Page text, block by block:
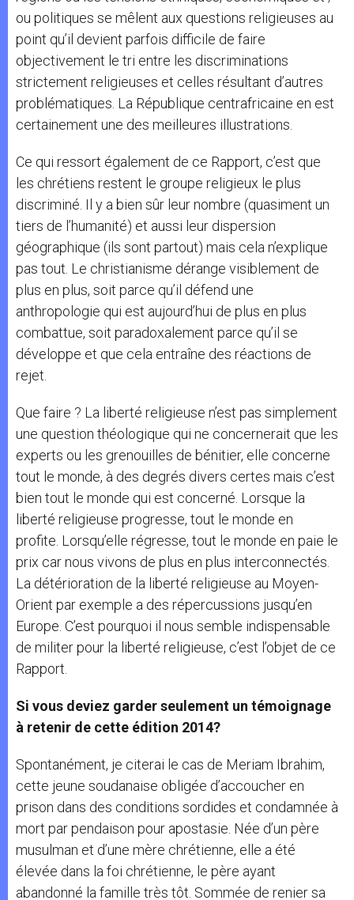
ou politiques se mêlent aux questions religieuses au
point qu’il devient parfois difficile de faire
objectivement le tri entre les discriminations
strictement religieuses et celles résultant d’autres
problématiques. La République centrafricaine en est
certainement une des meilleures illustrations.
Ce qui ressort également de ce Rapport, c’est que
les chrétiens restent le groupe religieux le plus
discriminé. Il y a bien sûr leur nombre (quasiment un
tiers de l’humanité) et aussi leur dispersion
géographique (ils sont partout) mais cela n’explique
pas tout. Le christianisme dérange visiblement de
plus en plus, soit parce qu’il défend une
anthropologie qui est aujourd’hui de plus en plus
combattue, soit paradoxalement parce qu’il se
développe et que cela entraîne des réactions de
rejet.
Que faire ? La liberté religieuse n’est pas simplement
une question théologique qui ne concernerait que les
experts ou les grenouilles de bénitier, elle concerne
tout le monde, à des degrés divers certes mais c’est
bien tout le monde qui est concerné. Lorsque la
liberté religieuse progresse, tout le monde en
profite. Lorsqu’elle régresse, tout le monde en paie le
prix car nous vivons de plus en plus interconnectés.
La détérioration de la liberté religieuse au Moyen-
Orient par exemple a des répercussions jusqu’en
Europe. C’est pourquoi il nous semble indispensable
de militer pour la liberté religieuse, c’est l’objet de ce
Rapport.
Si vous deviez garder seulement un témoignage
à retenir de cette édition 2014?
Spontanément, je citerai le cas de Meriam Ibrahim,
cette jeune soudanaise obligée d’accoucher en
prison dans des conditions sordides et condamnée à
mort par pendaison pour apostasie. Née d’un père
musulman et d’une mère chrétienne, elle a été
élevée dans la foi chrétienne, le père ayant
abandonné la famille très tôt. Sommée de renier sa